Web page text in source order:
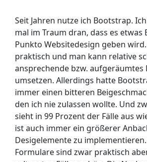
Seit Jahren nutze ich Bootstrap.
mal im Traum dran, dass es etwas
Punkto Websitedesign geben
praktisch und man kann relative
ansprechende bzw. aufgeräumtes
umsetzen. Allerdings hatte
immer einen bitteren
den ich nie zulassen wollte. Und
sieht in 99 Prozent der Fälle aus
ist auch immer ein größerer
Desigelemente zu
Formulare sind zwar praktisch